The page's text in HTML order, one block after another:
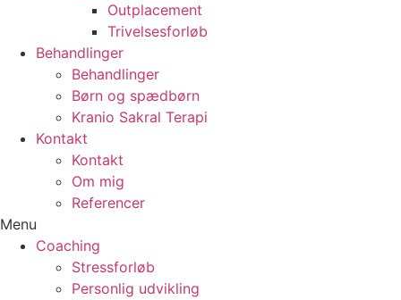
Outplacement
Trivelsesforløb
Behandlinger
Behandlinger
Børn og spædbørn
Kranio Sakral Terapi
Kontakt
Kontakt
Om mig
Referencer
Menu
Coaching
Stressforløb
Personlig udvikling